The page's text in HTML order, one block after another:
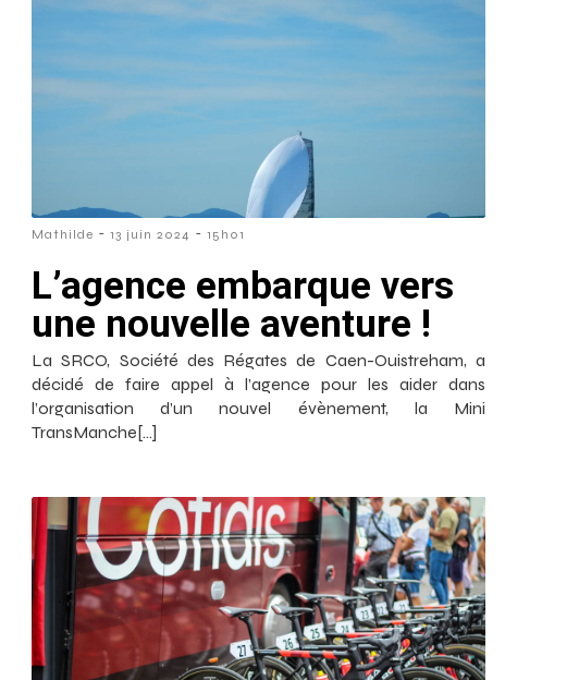
Mathilde - 13 juin 2024 - 15h01
L’agence embarque vers
une nouvelle aventure !
La SRCO, Société des Régates de Caen-Ouistreham, a
décidé de faire appel à l’agence pour les aider dans
l’organisation d’un nouvel évènement, la Mini
TransManche[…]